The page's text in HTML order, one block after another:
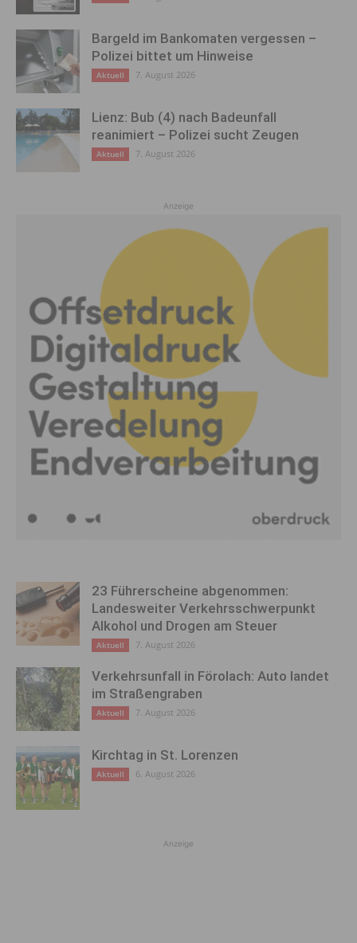
Bargeld im Bankomaten vergessen –
Polizei bittet um Hinweise
Aktuell 7. August 2026
Lienz: Bub (4) nach Badeunfall
reanimiert – Polizei sucht Zeugen
Aktuell 7. August 2026
Anzeige
23 Führerscheine abgenommen:
Landesweiter Verkehrsschwerpunkt
Alkohol und Drogen am Steuer
Aktuell 7. August 2026
Verkehrsunfall in Förolach: Auto landet
im Straßengraben
Aktuell 7. August 2026
Kirchtag in St. Lorenzen
Aktuell 6. August 2026
Anzeige